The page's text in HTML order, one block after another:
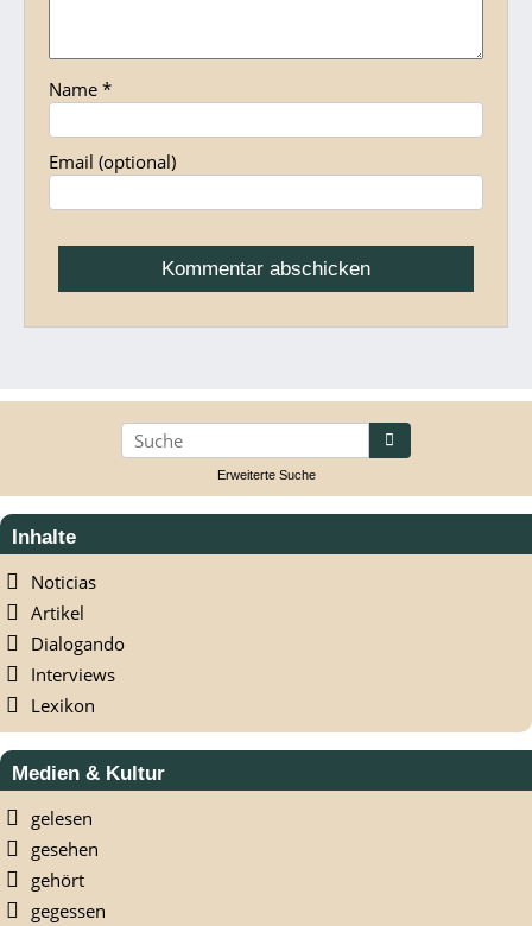
suchen
Erweiterte Suche
Inhalte
Noticias
Artikel
Dialogando
Interviews
Lexikon
Medien & Kultur
gelesen
gesehen
gehört
gegessen
Name *
Email (optional)